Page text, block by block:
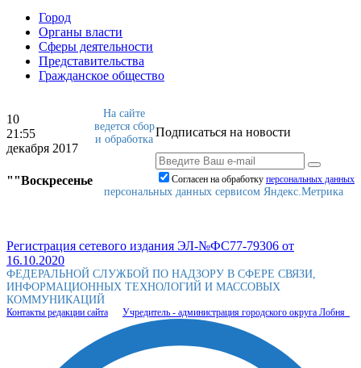
Город
Органы власти
Сферы деятельности
Представительства
Гражданское общество
10
21:55
декабря 2017
""Воскресенье
Подписаться на новости
Согласен на обработку персональныx данных
На сайте
ведется сбор
и обработка
персональных данных сервисом Яндекс.Метрика
Регистрация сетевого издания ЭЛ-№ФС77-79306 от
16.10.2020
ФЕДЕРАЛЬНОЙ СЛУЖБОЙ ПО НАДЗОРУ В СФЕРЕ СВЯЗИ,
ИНФОРМАЦИОННЫХ ТЕХНОЛОГИЙ И МАССОВЫХ
КОММУНИКАЦИЙ
Контакты редакции сайта Учредитель - администрация городского округа Лобня